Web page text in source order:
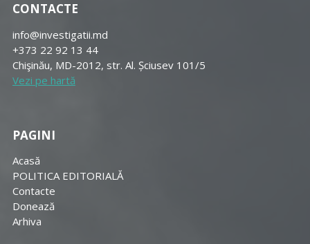
CONTACTE
info@investigatii.md
+373 22 92 13 44
Chişinău, MD-2012, str. Al. Șciusev 101/5
Vezi pe hartă
PAGINI
Acasă
POLITICA EDITORIALĂ
Contacte
Donează
Arhiva